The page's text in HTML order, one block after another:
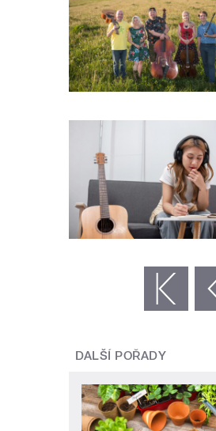
‹ předchozí
DALŠÍ POŘADY